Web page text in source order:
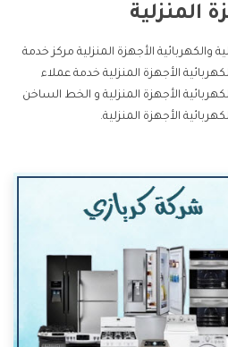
المنزلية
والكهربائية الأجهزة المنزلية مركز خدمة
الأجهزة المنزلية خدمة عملاء
الأجهزة المنزلية و الخط الساخن
الأجهزة المنزلية.